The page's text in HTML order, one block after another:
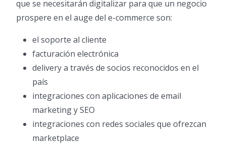
que se necesitarán digitalizar para que un negocio
prospere en el auge del e-commerce son:
el soporte al cliente
facturación electrónica
delivery a través de socios reconocidos en el
país
integraciones con aplicaciones de email
marketing y SEO
integraciones con redes sociales que ofrezcan
marketplace